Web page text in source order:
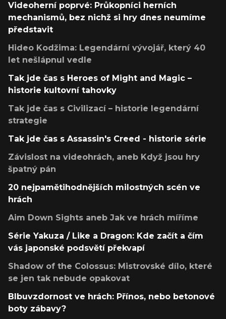
Videoherní poprvé: Průkopníci herních
mechanismů, bez nichž si hry dnes neumíme
představit
Hideo Kodžima: Legendární vývojář, který 40
let nešlápnul vedle
Tak jde čas s Heroes of Might and Magic –
historie kultovní tahovky
Tak jde čas s Civilizací – historie legendární
strategie
Tak jde čas s Assassin's Creed - historie série
Závislost na videohrách, aneb Když jsou hry
špatný pán
20 nejpamětihodnějších milostných scén ve
hrách
Aim Down Sights aneb Jak ve hrách míříme
Série Yakuza / Like a Dragon: Kde začít a čím
vás japonské podsvětí překvapí
Shadow of the Colossus: Mistrovské dílo, které
se jen tak nebude opakovat
Blbuvzdornost ve hrách: Přínos, nebo betonové
boty zábavy?